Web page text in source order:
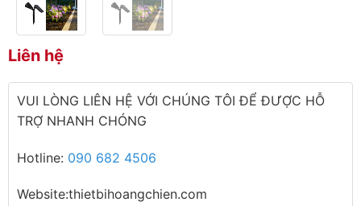
Liên hệ
VUI LÒNG LIÊN HỆ VỚI CHÚNG TÔI ĐỂ ĐƯỢC HỖ
TRỢ NHANH CHÓNG
Hotline: 090 682 4506
Website:thietbihoangchien.com